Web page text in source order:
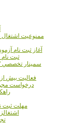
ممنوعيت اشتغال
آغاز ثبت نام
ثبت
سمينار تخصصي
فعاليت بيش از 70 هزار عضو هيات علمي در دانشگاه آزاد
درخواست مجوز براي 150 رشته
40
مهلت ثبت